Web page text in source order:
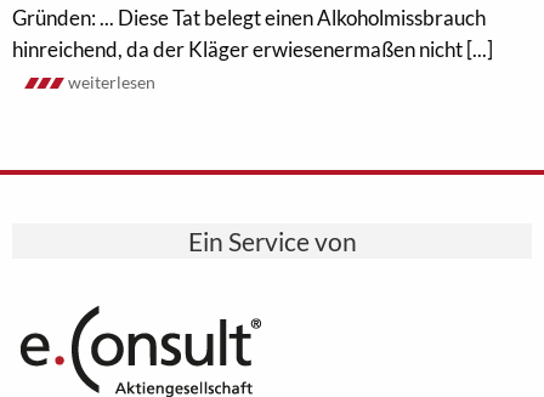
Gründen: ... Diese Tat belegt einen Alkoholmissbrauch
hinreichend, da der Kläger erwiesenermaßen nicht [...]
weiterlesen
Ein Service von